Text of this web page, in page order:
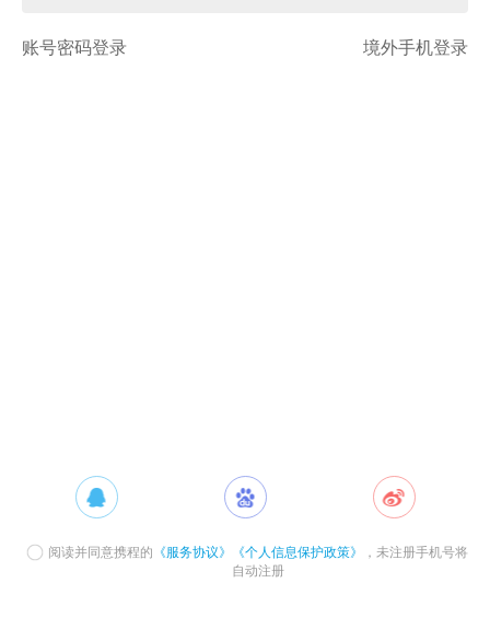
账号密码登录 境外手机登录
阅读并同意携程的 《服务协议》 《个人信息保护政策》
，未注册手机号将
自动注册